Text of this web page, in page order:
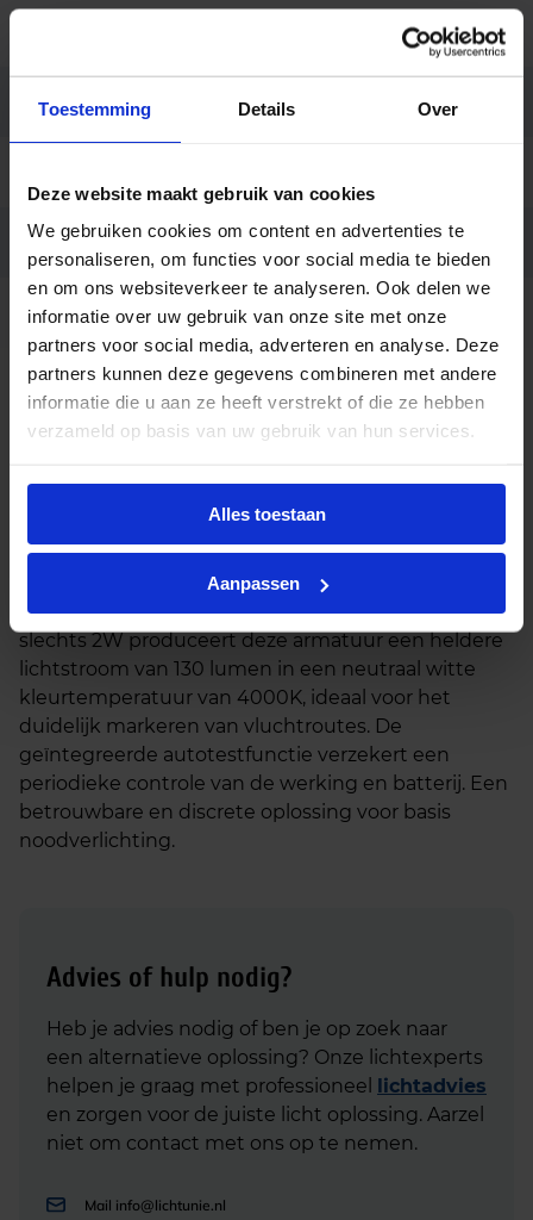
Toestemming Details Over
Deze website maakt gebruik van cookies
We gebruiken cookies om content en advertenties te
personaliseren, om functies voor social media te bieden
en om ons websiteverkeer te analyseren. Ook delen we
informatie over uw gebruik van onze site met onze
partners voor social media, adverteren en analyse. Deze
partners kunnen deze gegevens combineren met andere
informatie die u aan ze heeft verstrekt of die ze hebben
verzameld op basis van uw gebruik van hun services.
Alles toestaan
Aanpassen
Montage Opbouw
Garantie 8 jaar
Code LU083385
Beschrijving
wit – autotest
De Mars LED noodarmatuur is een compacte en
functionele opbouw noodverlichtingsarmatuur
met een afmeting van 110x110mm in een witte
afwerking. Met een laag energieverbruik van
slechts 2W produceert deze armatuur een heldere
lichtstroom van 130 lumen in een neutraal witte
kleurtemperatuur van 4000K, ideaal voor het
duidelijk markeren van vluchtroutes. De
geïntegreerde autotestfunctie verzekert een
periodieke controle van de werking en batterij. Een
betrouwbare en discrete oplossing voor basis
noodverlichting.
Advies of hulp nodig?
Heb je advies nodig of ben je op zoek naar
een alternatieve oplossing? Onze lichtexperts
helpen je graag met professioneel lichtadvies
en zorgen voor de juiste licht oplossing. Aarzel
niet om contact met ons op te nemen.
Mail info@lichtunie.nl